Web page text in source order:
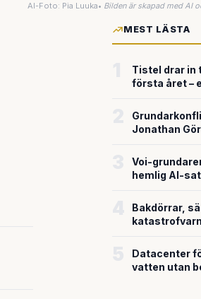
AI-Foto: Pia Luuka• Bilden är skapad med AI
MEST LÄSTA
Tistel drar in
första året –
Jonathan
Voi-
hemlig AI-
Bakdörrar,
Datacenter
vatten utan